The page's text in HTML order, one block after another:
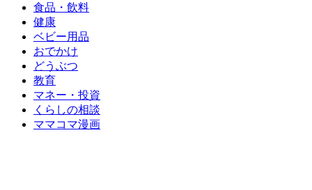
食品・飲料
健康
ベビー用品
おでかけ
どうぶつ
教育
マネー・投資
くらしの相談
ママコマ漫画